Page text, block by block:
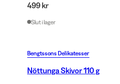
499 kr
Slut i lager
Bengtssons Delikatesser
Nöttunga Skivor 110 g